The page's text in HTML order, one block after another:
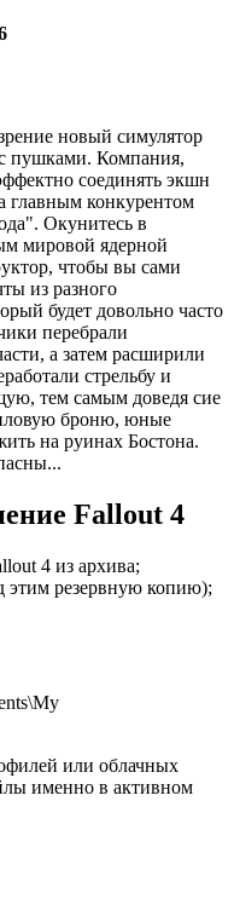
новый симулятор
пушками. Компания,
соединять экшн
главным конкурентом
Окунитесь в
мировой ядерной
чтобы вы сами
из разного
будет довольно часто
перебрали
а затем расширили
стрельбу и
тем самым доведя сие
броню, юные
на руинах Бостона.
Fallout 4
4 из архива;
этим резервную копию);
или облачных
именно в активном